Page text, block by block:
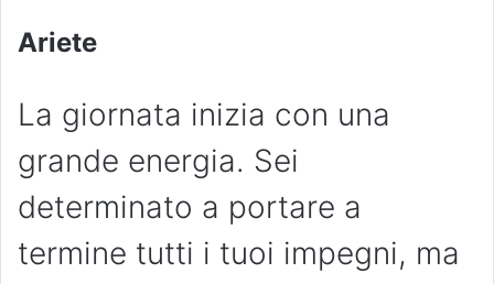
Ariete
La giornata inizia con una
grande energia. Sei
determinato a portare a
termine tutti i tuoi impegni, ma